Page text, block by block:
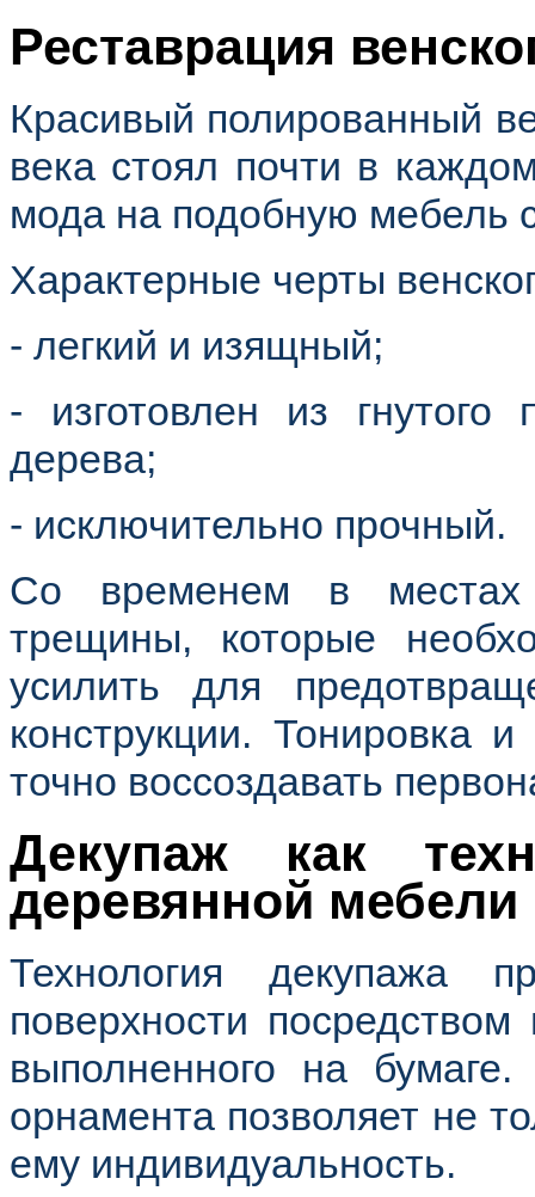
Реставрация
Красивый полированный
века стоял почти в
мода на подобную мебель
Характерные черты
- легкий и изящный;
- изготовлен из гнутого
дерева;
- исключительно прочный.
Со временем в местах
трещины, которые
усилить для
конструкции. Тонировка
точно воссоздавать
Декупаж как
деревянной мебели
Технология декупажа
поверхности
выполненного на
орнамента позволяет не
ему индивидуальность.